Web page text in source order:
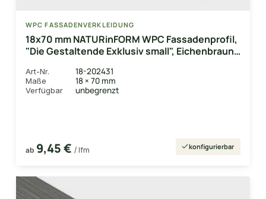
WPC FASSADENVERKLEIDUNG
18x70 mm NATURinFORM WPC Fassadenprofil,
"Die Gestaltende Exklusiv small", Eichenbraun,
Art-Nr. 18-202431
Maße 18 × 70 mm
Verfügbar unbegrenzt
ab 9,45 € / lfm konfigurierbar